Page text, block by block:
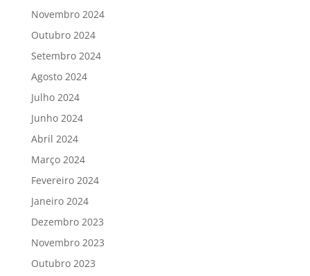
Novembro 2024
Outubro 2024
Setembro 2024
Agosto 2024
Julho 2024
Junho 2024
Abril 2024
Março 2024
Fevereiro 2024
Janeiro 2024
Dezembro 2023
Novembro 2023
Outubro 2023